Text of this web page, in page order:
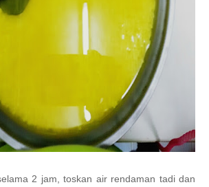
2 jam, toskan air rendaman tadi dan